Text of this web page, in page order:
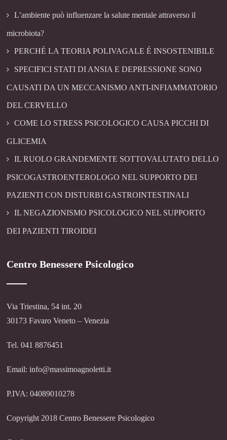
L’ambiente può influenzare la salute mentale attraverso il
microbiota?
PERCHÉ LA TEORIA POLIVAGALE É INSOSTENIBILE
SPECIFICI STATI DI ANSIA E DEPRESSIONE SONO
CAUSATI DA UN MECCANISMO ANTI-INFIAMMATORIO
DEL CERVELLO
COME LO STRESS PSICOLOGICO CAUSA PICCHI DI
GLICEMIA
IL RUOLO GRANDEMENTE SOTTOVALUTATO DELLO
PSICOGASTROENTEROLOGO NEL SUPPORTO DEI
PAZIENTI CON DISTURBI GASTROINTESTINALI
IL NEGAZIONISMO PSICOLOGICO NEL SUPPORTO
DEI PAZIENTI TIROIDEI
Centro Benessere Psicologico
Via Triestina, 54 int. 20
30173 Favaro Veneto – Venezia
Tel. 041 8876451
Email: info@massimoagnoletti.it
P.IVA: 04089010278
Copyright 2018 Centro Benessere Psicologico